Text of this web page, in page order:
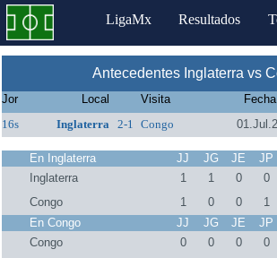
LigaMx Resultados
Antecedentes Inglaterra vs
Jor Local Visita Fecha
16s
Inglaterra 2-1 Congo
En Inglaterra JJ JG JE JP
Inglaterra
1 1 0 0
Congo
1 0 0 1
En Congo
JJ JG JE JP
Congo
0 0 0 0